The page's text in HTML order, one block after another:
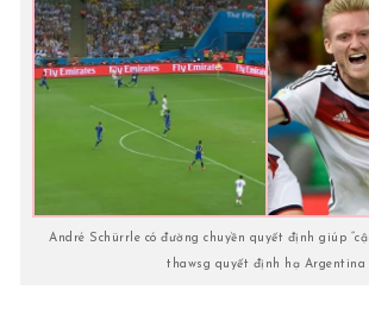
André Schürrle có đường chuyền quyết định giúp
thawsg quyết định hạ Argentina